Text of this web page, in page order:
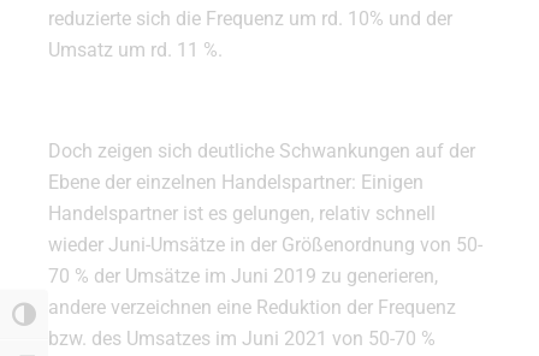
Umschalten auf hohe Kontraste
reduzierte sich die Frequenz um rd. 10% und der
Umsatz um rd. 11 %.
Doch zeigen sich deutliche Schwankungen auf der
Ebene der einzelnen Handelspartner: Einigen
Handelspartner ist es gelungen, relativ schnell
wieder Juni-Umsätze in der Größenordnung von 50-
70 % der Umsätze im Juni 2019 zu generieren,
andere verzeichnen eine Reduktion der Frequenz
bzw. des Umsatzes im Juni 2021 von 50-70 %